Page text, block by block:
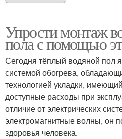
Упрости монтаж
пола с помощью
Сегодня тёплый водяной пол
системой обогрева,
технологией укладки,
доступные расходы при
отличие от электрических
электромагнитные волны, он
здоровья человека.